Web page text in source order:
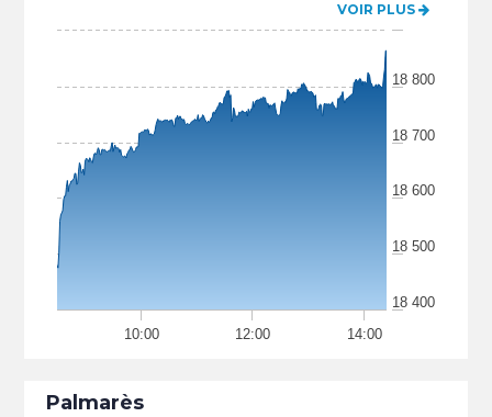
VOIR PLUS
10:00 12:00 14:00
18 400
18 500
18 600
18 700
18 800
Palmarès